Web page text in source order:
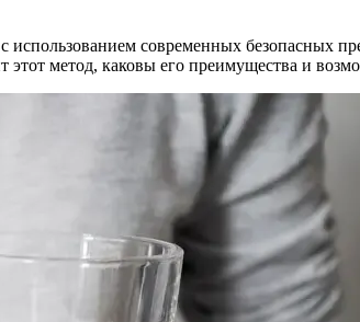
использованием современных безопасных
этот метод, каковы его преимущества и